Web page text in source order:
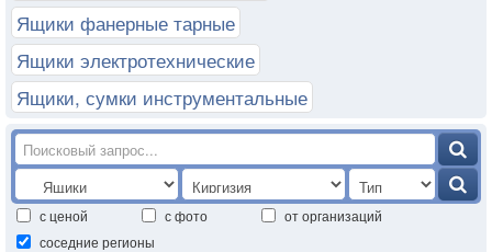
Ящики фанерные тарные
Ящики электротехнические
Ящики, сумки инструментальные
с ценой с фото
от организаций
соседние регионы